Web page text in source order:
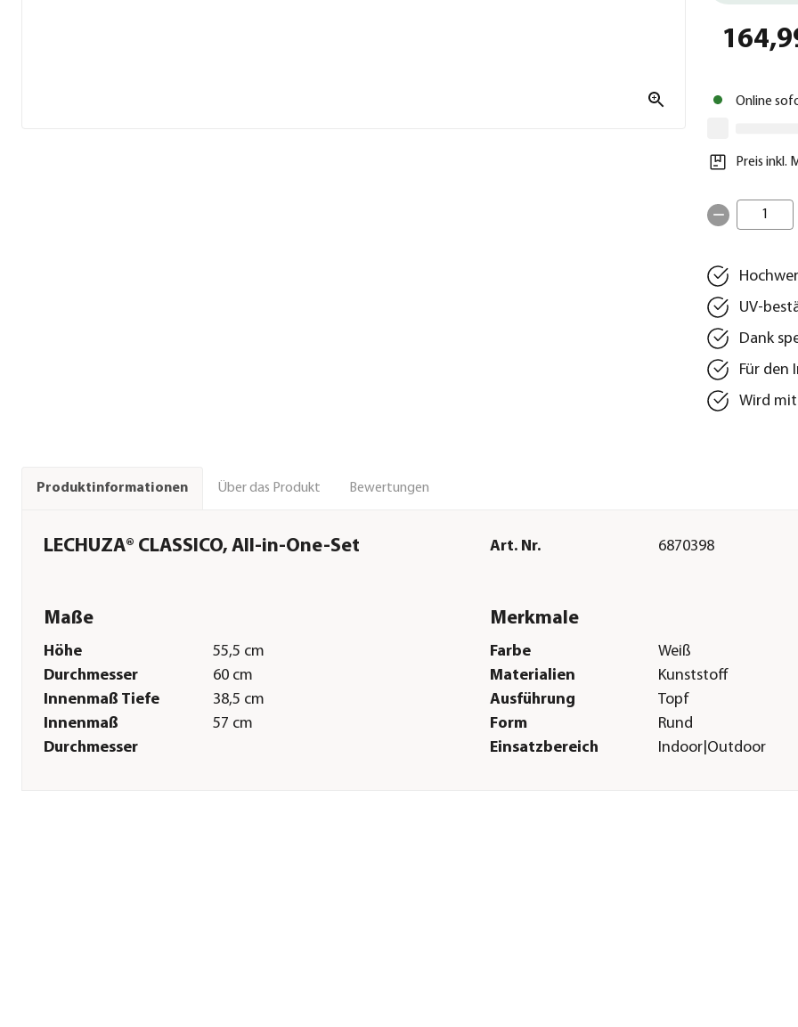
Online
Preis inkl.
1
UV-
Dank
Für den
Wird
Produktinformationen Über das Produkt Bewertungen
LECHUZA® CLASSICO, All-in-One-Set Art. Nr. 6870398
Maße
Höhe
55,5 cm
Durchmesser
60 cm
Innenmaß Tiefe
38,5 cm
Innenmaß
Durchmesser
57 cm
Merkmale
Farbe
Weiß
Materialien
Kunststoff
Ausführung
Topf
Form
Rund
Einsatzbereich
Indoor|Outdoor